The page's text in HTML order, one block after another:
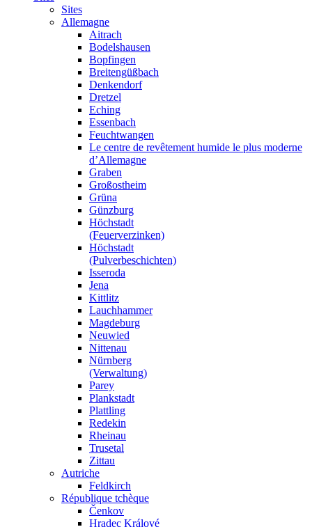
Sites
Allemagne
Aitrach
Bodelshausen
Bopfingen
Breitengüßbach
Denkendorf
Dretzel
Eching
Essenbach
Feuchtwangen
Le centre de revêtement humide le plus moderne
d’Allemagne
Graben
Großostheim
Grüna
Günzburg
Höchstadt
(Feuerverzinken)
Höchstadt
(Pulverbeschichten)
Isseroda
Jena
Kittlitz
Lauchhammer
Magdeburg
Neuwied
Nittenau
Nürnberg
(Verwaltung)
Parey
Plankstadt
Plattling
Redekin
Rheinau
Trusetal
Zittau
Autriche
Feldkirch
République tchèque
Čenkov
Hradec Králové